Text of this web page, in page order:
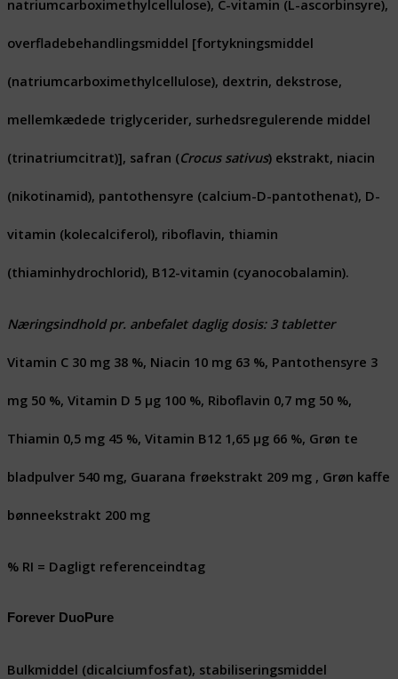
natriumcarboximethylcellulose), C-vitamin (L-ascorbinsyre),
overfladebehandlingsmiddel [fortykningsmiddel
(natriumcarboximethylcellulose), dextrin, dekstrose,
mellemkædede triglycerider, surhedsregulerende middel
(trinatriumcitrat)], safran (Crocus sativus) ekstrakt, niacin
(nikotinamid), pantothensyre (calcium-D-pantothenat), D-
vitamin (kolecalciferol), riboflavin, thiamin
(thiaminhydrochlorid), B12-vitamin (cyanocobalamin).
Næringsindhold pr. anbefalet daglig dosis: 3 tabletter
Vitamin C 30 mg 38 %, Niacin 10 mg 63 %, Pantothensyre 3
mg 50 %, Vitamin D 5 μg 100 %, Riboflavin 0,7 mg 50 %,
Thiamin 0,5 mg 45 %, Vitamin B12 1,65 μg 66 %, Grøn te
bladpulver 540 mg, Guarana frøekstrakt 209 mg , Grøn kaffe
bønneekstrakt 200 mg
% RI = Dagligt referenceindtag
Forever DuoPure
Bulkmiddel (dicalciumfosfat), stabiliseringsmiddel